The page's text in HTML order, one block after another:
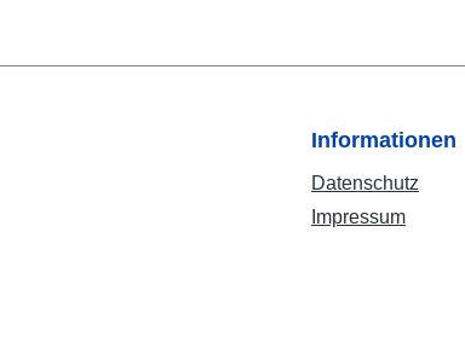
Informationen
Datenschutz
Impressum